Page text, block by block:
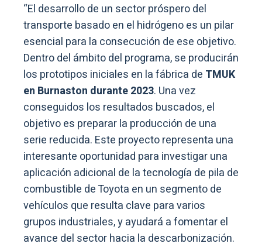
“El desarrollo de un sector próspero del
transporte basado en el hidrógeno es un pilar
esencial para la consecución de ese objetivo.
Dentro del ámbito del programa, se producirán
los prototipos iniciales en la fábrica de TMUK
en Burnaston durante 2023. Una vez
conseguidos los resultados buscados, el
objetivo es preparar la producción de una
serie reducida. Este proyecto representa una
interesante oportunidad para investigar una
aplicación adicional de la tecnología de pila de
combustible de Toyota en un segmento de
vehículos que resulta clave para varios
grupos industriales, y ayudará a fomentar el
avance del sector hacia la descarbonización.